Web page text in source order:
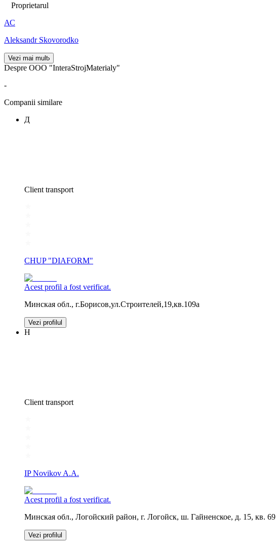
Proprietarul
АС
Aleksandr Skovorodko
Vezi mai mult
Despre OOO "InteraStrojMaterialy"
-
Companii similare
Д
Client transport
CHUP "DIAFORM"
Acest profil a fost verificat.
Минская обл., г.Борисов,ул.Строителей,19,кв.109а
Vezi profilul
Н
Client transport
IP Novikov A.A.
Acest profil a fost verificat.
Минская обл., Логойский район, г. Логойск, ш. Гайненское, д. 15, кв. 69
Vezi profilul